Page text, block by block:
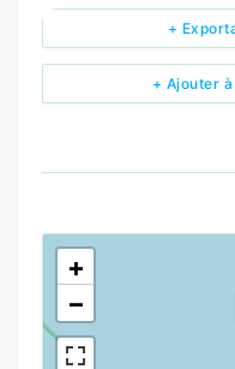
+ Ajouter
+
<!---->
+
−